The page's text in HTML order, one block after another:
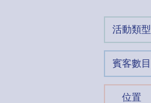
活動類型
賓客數目
位置